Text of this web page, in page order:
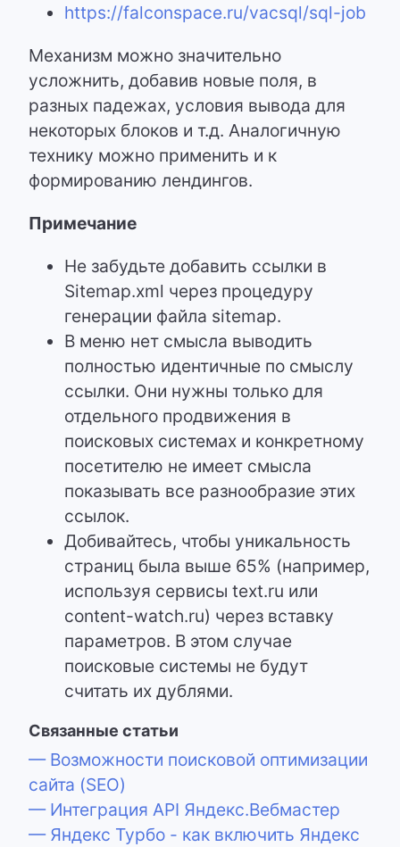
https://falconspace.ru/vacsql/sql-job
Механизм можно значительно
усложнить, добавив новые поля, в
разных падежах, условия вывода для
некоторых блоков и т.д. Аналогичную
технику можно применить и к
формированию лендингов.
Примечание
Не забудьте добавить ссылки в
Sitemap.xml через процедуру
генерации файла sitemap.
В меню нет смысла выводить
полностью идентичные по смыслу
ссылки. Они нужны только для
отдельного продвижения в
поисковых системах и конкретному
посетителю не имеет смысла
показывать все разнообразие этих
ссылок.
Добивайтесь, чтобы уникальность
страниц была выше 65% (например,
используя сервисы text.ru или
content-watch.ru) через вставку
параметров. В этом случае
поисковые системы не будут
считать их дублями.
Связанные статьи
— Возможности поисковой оптимизации
сайта (SEO)
— Интеграция API Яндекс.Вебмастер
— Яндекс Турбо - как включить Яндекс